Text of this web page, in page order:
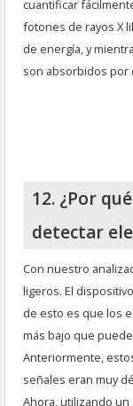
cuantificar
fotones de rayos X
de energía, y
son absorbidos por
12. ¿Por
detectar
Con nuestro
ligeros. El
de esto es que los
más bajo que
Anteriormente,
señales eran muy
Ahora, utilizando un